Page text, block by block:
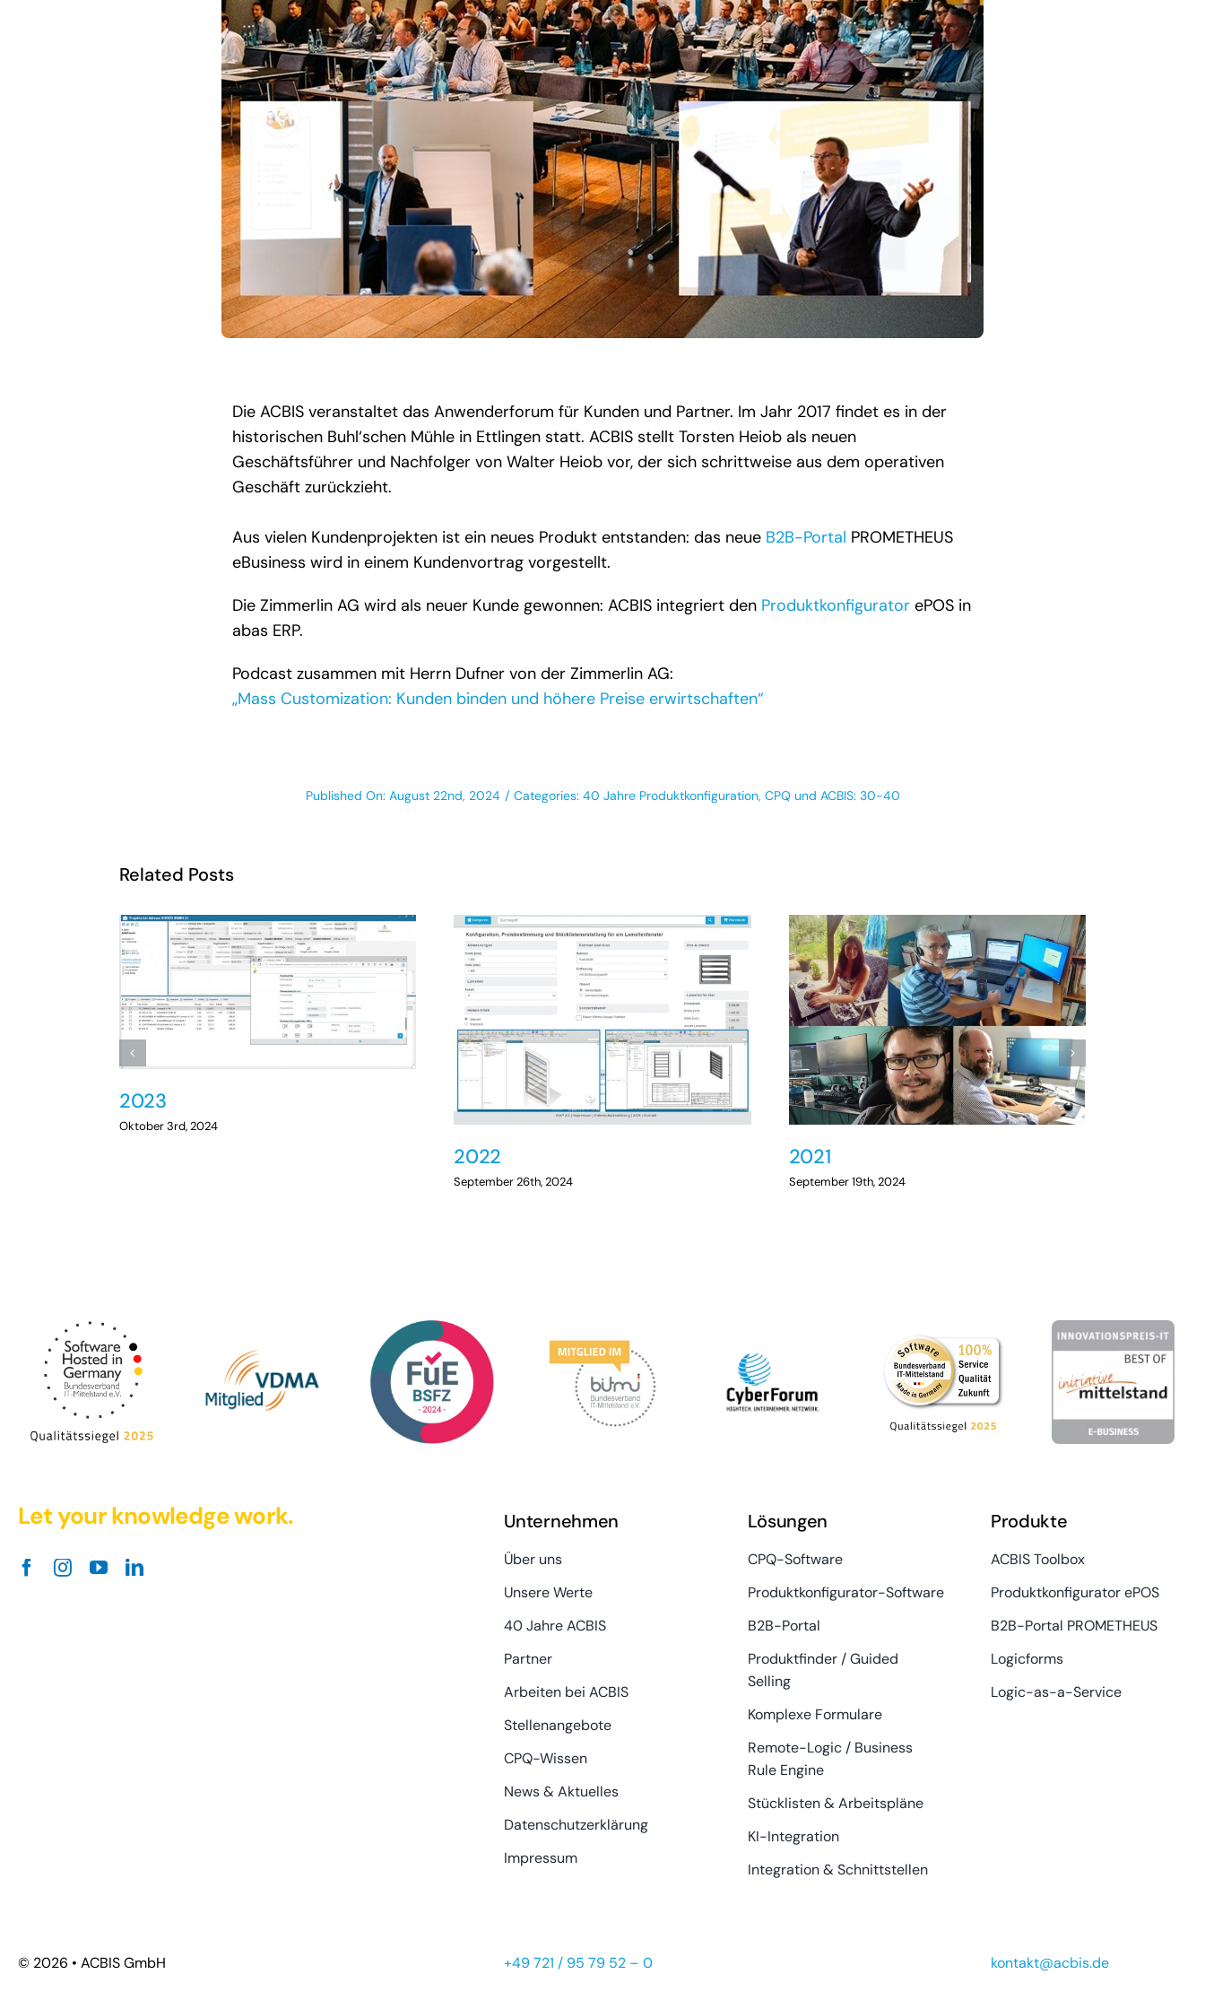
Die ACBIS veranstaltet das Anwenderforum für Kunden und Partner. Im Jahr 2017 findet es in der
historischen Buhl‘schen Mühle in Ettlingen statt. ACBIS stellt Torsten Heiob als neuen
Geschäftsführer und Nachfolger von Walter Heiob vor, der sich schrittweise aus dem operativen
Geschäft zurückzieht. ⁠
Aus vielen Kundenprojekten ist ein neues Produkt entstanden: das neue B2B-Portal PROMETHEUS
eBusiness wird in einem Kundenvortrag vorgestellt.⁠
Die Zimmerlin AG wird als neuer Kunde gewonnen: ACBIS integriert den Produktkonfigurator ePOS in
abas ERP. ⁠
⁠Podcast zusammen mit Herrn Dufner von der Zimmerlin AG:⁠
„Mass Customization: Kunden binden und höhere Preise erwirtschaften“ ⁠
Published On: August 22nd, 2024 / Categories: 40 Jahre Produktkonfiguration, CPQ und ACBIS: 30-40
Related Posts
2023
Oktober 3rd, 2024
2022
September 26th, 2024
2021
September 19th, 2024
Let your knowledge work. Unternehmen
Über uns
Unsere Werte
40 Jahre ACBIS
Partner
Arbeiten bei ACBIS
Stellenangebote
CPQ-Wissen
News & Aktuelles
Datenschutzerklärung
Impressum
Lösungen
CPQ-Software
Produktkonfigurator-Software
B2B-Portal
Produktfinder / Guided
Selling
Komplexe Formulare
Remote-Logic / Business
Rule Engine
Stücklisten & Arbeitspläne
KI-Integration
Integration & Schnittstellen
Produkte
ACBIS Toolbox
Produktkonfigurator ePOS
B2B-Portal PROMETHEUS
Logicforms
Logic-as-a-Service
© 2026 • ACBIS GmbH +49 721 / 95 79 52 – 0 kontakt@acbis.de